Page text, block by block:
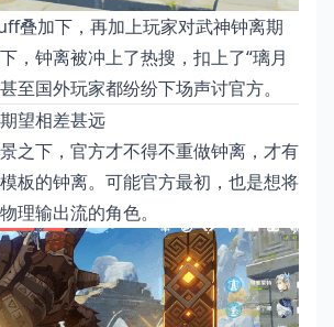
叠加下，再加上玩家对武神钟离期
，钟离被冲上了热搜，扣上了“璃月
至国外玩家都纷纷下场声讨官方。
望相差甚远
之下，官方才不得不重做钟离，才有
板的钟离。可能官方最初，也是想将
理输出流的角色。